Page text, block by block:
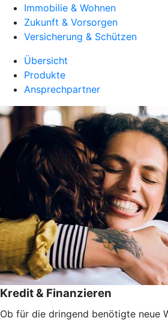
Immobilie & Wohnen
Zukunft & Vorsorgen
Versicherung & Schützen
Übersicht
Produkte
Ansprechpartner
Kredit & Finanzieren
Ob für die dringend benötigte neue